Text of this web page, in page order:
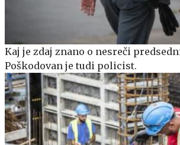
Kaj je zdaj znano o nesreči
Poškodovan je tudi policist.